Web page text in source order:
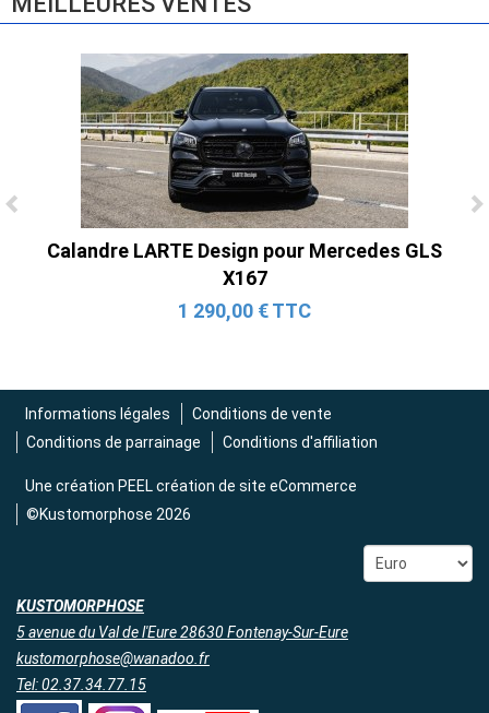
Ligne Cat-Back Active 4 Sorties avec
Tube en H pour Ford Mustang GT & V6
(2015-2023)
Calandre LARTE Design pour Mercedes GLS
X167
1 290,00 € TTC
Informations légales
Conditions de vente
Conditions de parrainage
Conditions d'affiliation
Une création PEEL création de site eCommerce
©Kustomorphose 2026
KUSTOMORPHOSE
5 avenue du Val de l'Eure 28630 Fontenay-Sur-Eure
kustomorphose@wanadoo.fr
Tel: 02.37.34.77.15